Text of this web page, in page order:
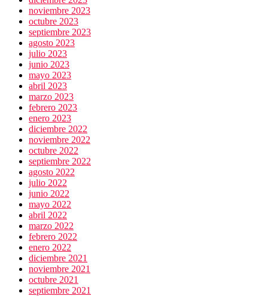
noviembre 2023
octubre 2023
septiembre 2023
agosto 2023
julio 2023
junio 2023
mayo 2023
abril 2023
marzo 2023
febrero 2023
enero 2023
diciembre 2022
noviembre 2022
octubre 2022
septiembre 2022
agosto 2022
julio 2022
junio 2022
mayo 2022
abril 2022
marzo 2022
febrero 2022
enero 2022
diciembre 2021
noviembre 2021
octubre 2021
septiembre 2021